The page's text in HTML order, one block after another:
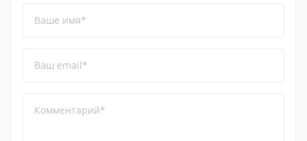
Ваше имя*
Ваш email*
Комментарий*